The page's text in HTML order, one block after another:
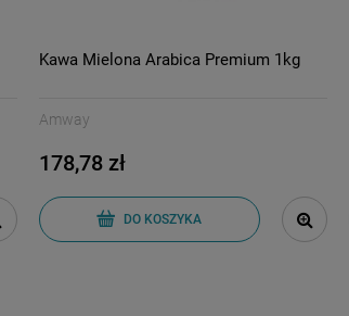
Kawa Mielona Arabica Premium 1kg
Amway
178,78 zł
DO KOSZYKA